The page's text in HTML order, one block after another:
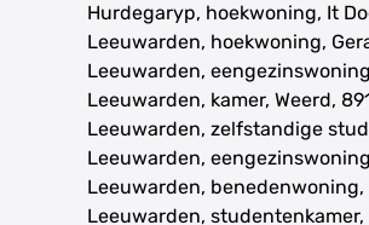
Hurdegaryp, hoekwoning, It
Leeuwarden, hoekwoning,
Leeuwarden,
Leeuwarden, kamer, Weerd,
Leeuwarden, zelfstandige
Leeuwarden,
Leeuwarden,
Leeuwarden,